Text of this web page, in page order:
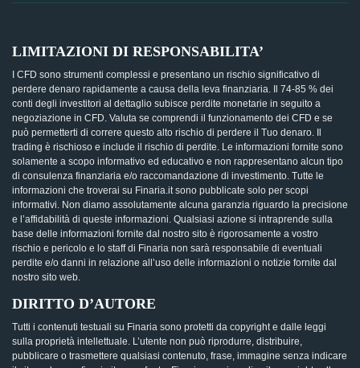
LIMITAZIONI DI RESPONSABILITA’
I CFD sono strumenti complessi e presentano un rischio significativo di
perdere denaro rapidamente a causa della leva finanziaria. Il 74-85 % dei
conti degli investitori al dettaglio subisce perdite monetarie in seguito a
negoziazione in CFD. Valuta se comprendi il funzionamento dei CFD e se
può permetterti di correre questo alto rischio di perdere il Tuo denaro. Il
trading è rischioso e include il rischio di perdite. Le informazioni fornite sono
solamente a scopo informativo ed educativo e non rappresentano alcun tipo
di consulenza finanziaria e/o raccomandazione di investimento. Tutte le
informazioni che troverai su Finaria.it sono pubblicate solo per scopi
informativi. Non diamo assolutamente alcuna garanzia riguardo la precisione
e l’affidabilità di queste informazioni. Qualsiasi azione si intraprende sulla
base delle informazioni fornite dal nostro sito è rigorosamente a vostro
rischio e pericolo e lo staff di Finaria non sarà responsabile di eventuali
perdite e/o danni in relazione all’uso delle informazioni o notizie fornite dal
nostro sito web.
DIRITTO D’AUTORE
Tutti i contenuti testuali su Finaria sono protetti da copyright e dalle leggi
sulla proprietà intellettuale. L’utente non può riprodurre, distribuire,
pubblicare o trasmettere qualsiasi contenuto, frase, immagine senza indicare